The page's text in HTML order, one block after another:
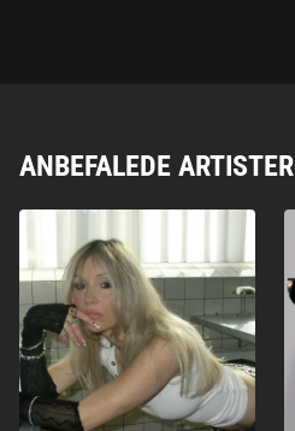
ANBEFALEDE ARTISTER